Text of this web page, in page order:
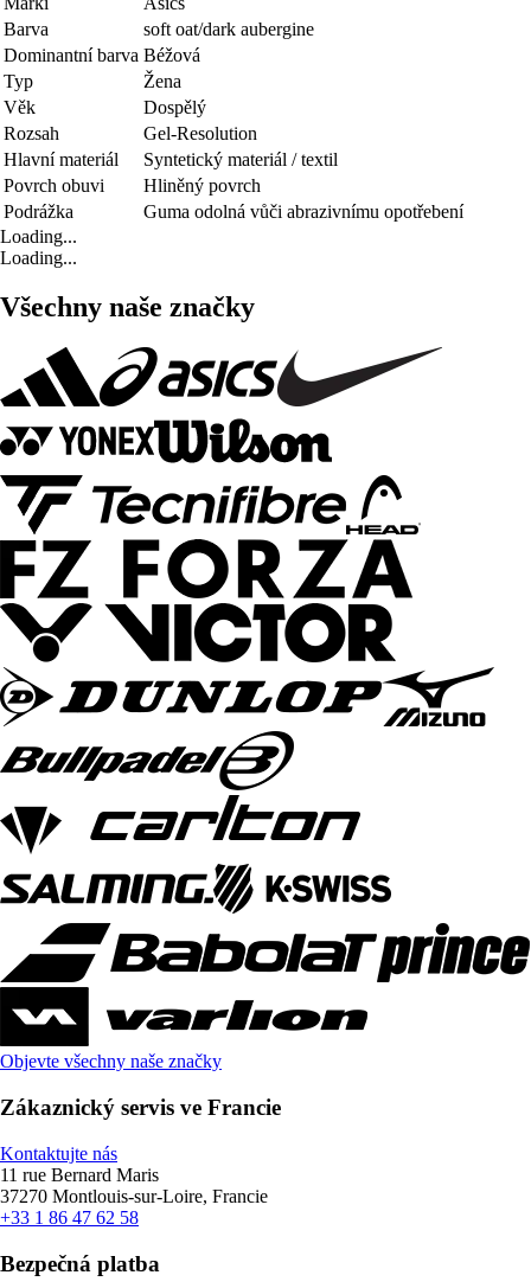
Barva
soft oat/dark aubergine
Dominantní barva Béžová
Typ
Žena
Věk
Dospělý
Rozsah
Gel-Resolution
Hlavní materiál
Syntetický materiál / textil
Povrch obuvi
Hliněný povrch
Podrážka
Guma odolná vůči abrazivnímu opotřebení
Loading...
Loading...
Všechny naše značky
Objevte všechny naše značky
Zákaznický servis ve Francie
Kontaktujte nás
11 rue Bernard Maris
37270 Montlouis-sur-Loire, Francie
+33 1 86 47 62 58
Bezpečná platba